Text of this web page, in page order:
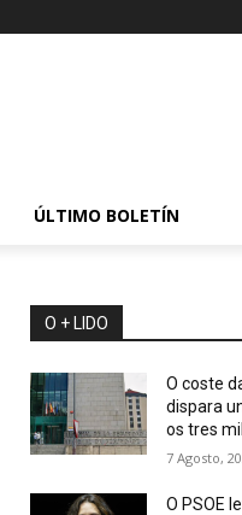
ÚLTIMO BOLETÍN
O + LIDO
O coste
dispara
os tres
7 Agosto,
O PSOE